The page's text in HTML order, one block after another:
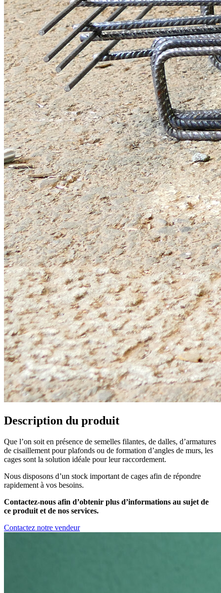
Description du produit
Que l’on soit en présence de semelles filantes, de dalles, d’armatures
de cisaillement pour plafonds ou de formation d’angles de murs, les
cages sont la solution idéale pour leur raccordement.
Nous disposons d’un stock important de cages afin de répondre
rapidement à vos besoins.
Contactez-nous afin d’obtenir plus d’informations au sujet de
ce produit et de nos services.
Contactez notre vendeur